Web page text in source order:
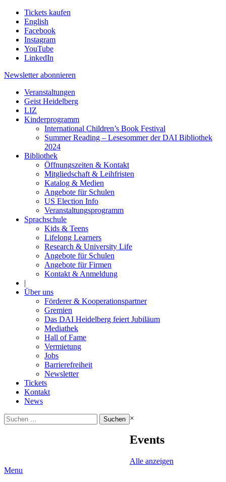
Tickets kaufen
English
Facebook
Instagram
YouTube
LinkedIn
Newsletter abonnieren
Veranstaltungen
Geist Heidelberg
LIZ
Kinderprogramm
International Children’s Book Festival
Summer Reading – Lesesommer der DAI Bibliothek
2024
Bibliothek
Öffnungszeiten & Kontakt
Mitgliedschaft & Leihfristen
Katalog & Medien
Angebote für Schulen
US Election Info
Veranstaltungsprogramm
Sprachschule
Kids & Teens
Lifelong Learners
Research & University Life
Angebote für Schulen
Angebote für Firmen
Kontakt & Anmeldung
|
Über uns
Förderer & Kooperationspartner
Gremien
Das DAI Heidelberg feiert Jubiläum
Mediathek
Hall of Fame
Vermietung
Jobs
Barrierefreiheit
Newsletter
Tickets
Kontakt
News
Suchen
nach:
×
Events
Alle anzeigen
Menu